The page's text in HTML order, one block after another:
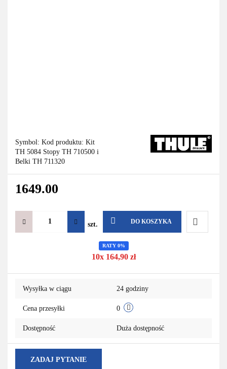
Symbol: Kod produktu: Kit
TH 5084 Stopy TH 710500 i
Belki TH 711320
1649.00
szt. DO KOSZYKA
RATY 0%
10x 164,90 zł
Wysyłka w ciągu 24 godziny
Cena przesyłki 0
Dostępność Duża dostępność
ZADAJ PYTANIE